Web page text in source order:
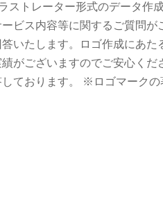
ストレーター形式のデータ作
ビス内容等に関するご質問が
いたします。ロゴ作成にあた
がございますのでご安心くだ
ております。 ※ロゴマーク